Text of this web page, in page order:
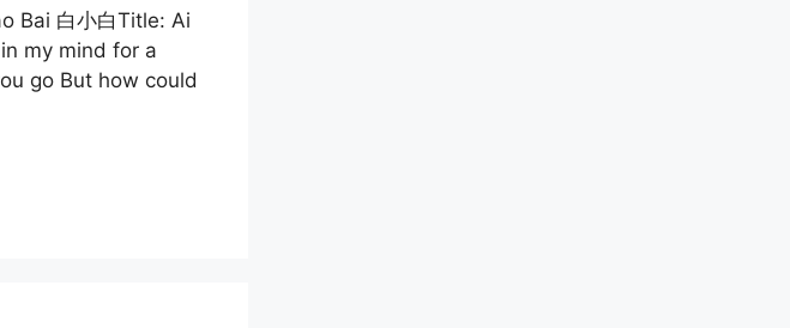
Bai 白小白Title: Ai
my mind for a
go But how could